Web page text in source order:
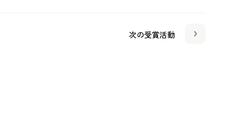
次の受賞活動